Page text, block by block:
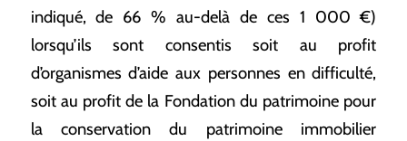
indiqué, de 66 % au-delà de ces 1 000 €)
lorsqu’ils sont consentis soit au profit
d’organismes d’aide aux personnes en difficulté,
soit au profit de la Fondation du patrimoine pour
la conservation du patrimoine immobilier